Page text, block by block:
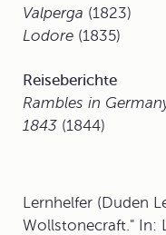
Valperga (1823)
Lodore (1835)
Reiseberichte
Rambles in
1843 (1844)
Lernhelfer (Duden
Wollstonecraft." In: